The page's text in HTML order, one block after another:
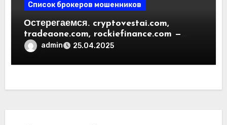
Список брокеров мошенников
Остерегаемся. cryptovestai.com,
tradeaone.com, rockiefinance.com —
обзор новых платформ для
admin 25.04.2025